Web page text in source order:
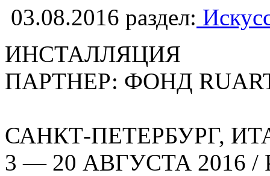
03.08.2016 раздел:
ИНСТАЛЛЯЦИЯ
ПАРТНЕР: ФОНД
САНКТ-ПЕТЕРБУРГ,
3 — 20 АВГУСТА 2016 /